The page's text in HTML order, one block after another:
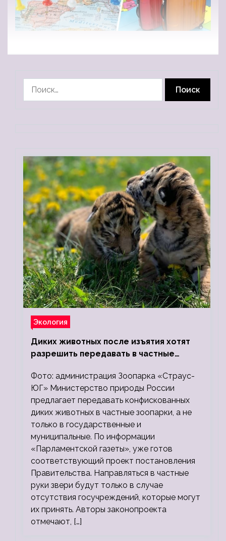
Экология
Диких животных после изъятия хотят
разрешить передавать в частные
Фото: администрация Зоопарка «Страус-
ЮГ» Министерство природы России
предлагает передавать конфискованных
диких животных в частные зоопарки, а не
только в государственные и
муниципальные. По информации
«Парламентской газеты», уже готов
соответствующий проект постановления
Правительства. Направляться в частные
руки звери будут только в случае
отсутствия госучреждений, которые могут
их принять. Авторы законопроекта
отмечают, […]